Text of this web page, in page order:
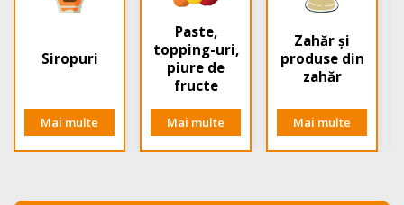
Siropuri
Mai multe
Paste,
topping-uri,
piure de
fructe
Mai multe
Zahăr și
produse din
zahăr
Mai multe